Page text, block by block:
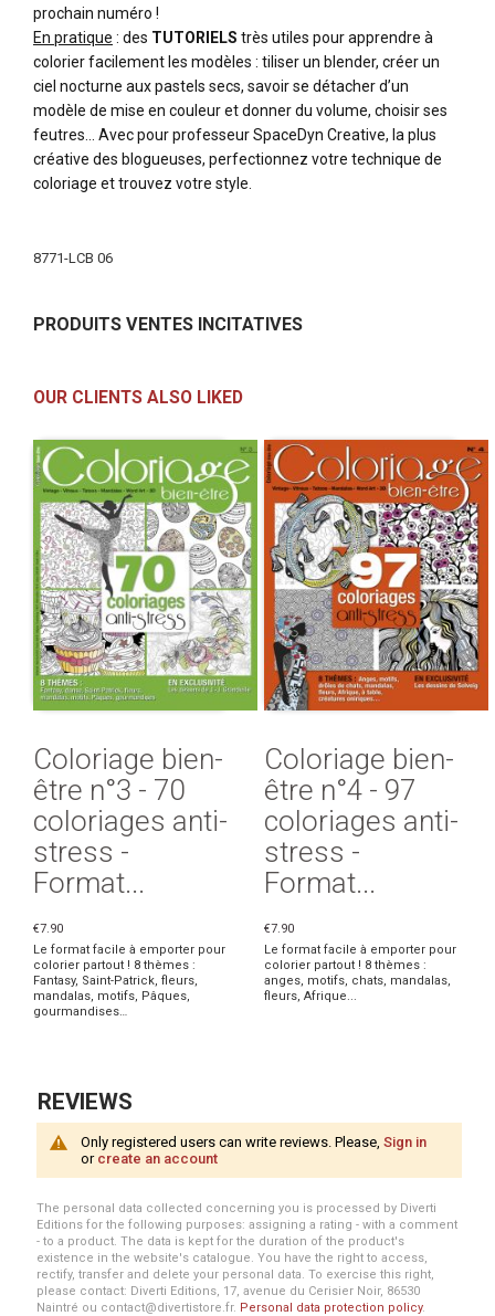
prochain numéro !
En pratique : des TUTORIELS très utiles pour apprendre à
colorier facilement les modèles : tiliser un blender, créer un
ciel nocturne aux pastels secs, savoir se détacher d’un
modèle de mise en couleur et donner du volume, choisir ses
feutres... Avec pour professeur SpaceDyn Creative, la plus
créative des blogueuses, perfectionnez votre technique de
coloriage et trouvez votre style.
Information
8771-LCB 06
PRODUITS VENTES INCITATIVES
OUR CLIENTS ALSO LIKED
Coloriage bien-
être n°3 - 70
coloriages anti-
stress -
Format...
€7.90
Le format facile à emporter pour
colorier partout ! 8 thèmes :
Fantasy, Saint-Patrick, fleurs,
mandalas, motifs, Pâques,
gourmandises…
Coloriage bien-
être n°4 - 97
coloriages anti-
stress -
Format...
€7.90
Le format facile à emporter pour
colorier partout ! 8 thèmes :
anges, motifs, chats, mandalas,
fleurs, Afrique...
REVIEWS
Only registered users can write reviews. Please, Sign in
or create an account
The personal data collected concerning you is processed by Diverti
Editions for the following purposes: assigning a rating - with a comment
- to a product. The data is kept for the duration of the product's
existence in the website's catalogue. You have the right to access,
rectify, transfer and delete your personal data. To exercise this right,
please contact: Diverti Editions, 17, avenue du Cerisier Noir, 86530
Naintré ou contact@divertistore.fr. Personal data protection policy.